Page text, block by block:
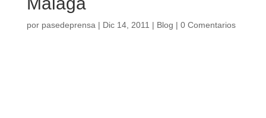
por pasedeprensa | Dic 14, 2011 | Blog | 0 Comentarios